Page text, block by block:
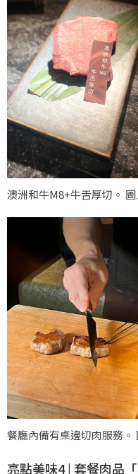
澳洲和牛M8+牛舌厚切。
餐廳內備有桌邊切肉服務。
亮點美味4 | 套餐肉品